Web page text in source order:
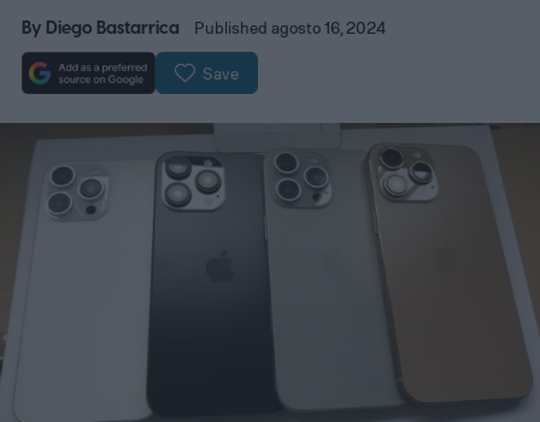
By Diego Bastarrica Published agosto 16, 2024
Save